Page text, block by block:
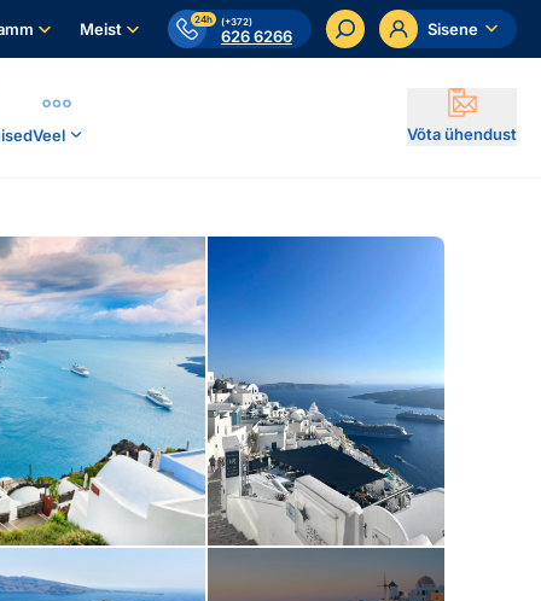
Meist 24h (+372)
626 6266 Sisene
Veel Võta ühendust